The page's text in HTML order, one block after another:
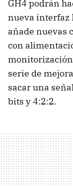
GH4 podrán
nueva interfaz
añade nuevas
con
monitorización
serie de
sacar una
bits y 4:2:2.